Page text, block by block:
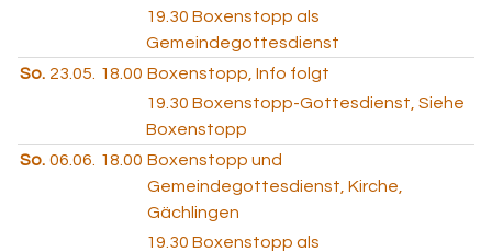
19.30 Boxenstopp als
Gemeindegottesdienst
So. 23.05. 18.00 Boxenstopp, Info folgt
19.30 Boxenstopp-Gottesdienst, Siehe
Boxenstopp
So. 06.06. 18.00 Boxenstopp und
Gemeindegottesdienst, Kirche,
Gächlingen
19.30 Boxenstopp als